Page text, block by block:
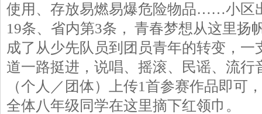
使用、存放易燃易爆危险物品……小区
19条、省内第3条， 青春梦想从这里扬
成了从少先队员到团员青年的转变，
道一路挺进，说唱、摇滚、民谣、流行
（个人／团体）上传1首参赛作品即可
全体八年级同学在这里摘下红领巾。